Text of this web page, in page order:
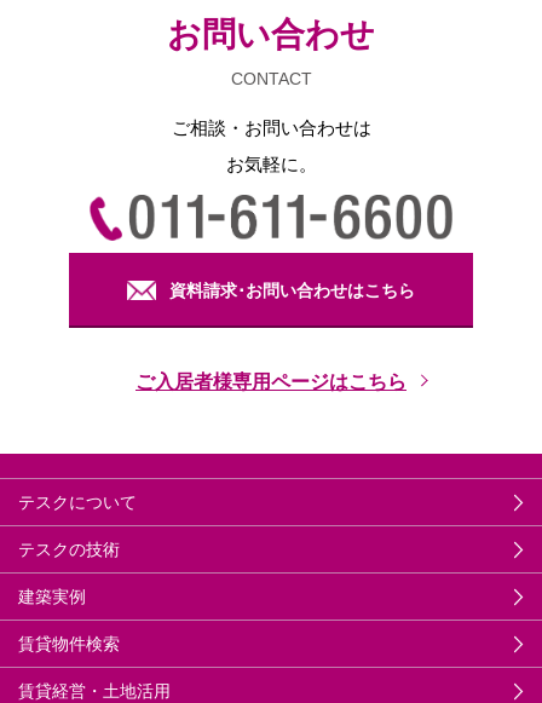
お問い合わせ
CONTACT
ご相談・お問い合わせは
お気軽に。
資料請求･お問い合わせはこちら
ご入居者様専用ページはこちら
テスクについて
テスクの技術
建築実例
賃貸物件検索
賃貸経営・土地活用